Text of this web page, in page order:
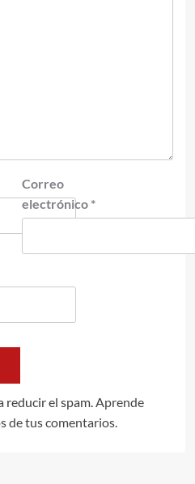
Correo
electrónico *
reducir el spam.Aprende
de tus comentarios.